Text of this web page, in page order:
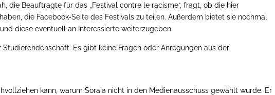
die Beauftragte für das „Festival contre le racisme“, fragt, ob die hier
die Facebook-Seite des Festivals zu teilen. Außerdem bietet sie nochmal
diese eventuell an Interessierte weiterzugeben.
Es gibt keine Fragen oder Anregungen aus der
kann, warum Soraia nicht in den Medienausschuss gewählt wurde. Er